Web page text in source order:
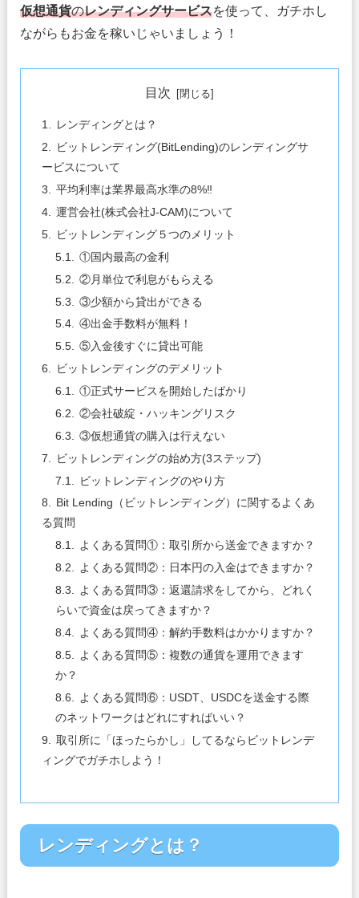
仮想通貨のレンディングサービスを使って、ガチホし
ながらもお金を稼いじゃいましょう！
目次
レンディングとは？
ビットレンディング(BitLending)のレンディングサ
ービスについて
平均利率は業界最高水準の8%‼
運営会社(株式会社J-CAM)について
ビットレンディング５つのメリット
①国内最高の金利
②月単位で利息がもらえる
③少額から貸出ができる
④出金手数料が無料！
⑤入金後すぐに貸出可能
ビットレンディングのデメリット
①正式サービスを開始したばかり
②会社破綻・ハッキングリスク
③仮想通貨の購入は行えない
ビットレンディングの始め方(3ステップ)
ビットレンディングのやり方
Bit Lending（ビットレンディング）に関するよくあ
る質問
よくある質問①：取引所から送金できますか？
よくある質問②：日本円の入金はできますか？
よくある質問③：返還請求をしてから、どれく
らいで資金は戻ってきますか？
よくある質問④：解約手数料はかかりますか？
よくある質問⑤：複数の通貨を運用できます
か？
よくある質問⑥：USDT、USDCを送金する際
のネットワークはどれにすればいい？
取引所に「ほったらかし」してるならビットレンデ
ィングでガチホしよう！
レンディングとは？